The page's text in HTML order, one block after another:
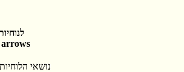
arrows
נושאי הלוחיות